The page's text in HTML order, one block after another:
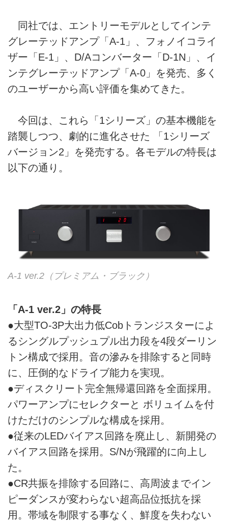
同社では、エントリーモデルとしてインテ
グレーテッドアンプ「A-1」、フォノイコライ
ザー「E-1」、D/Aコンバーター「D-1N」、イ
ンテグレーテッドアンプ「A-0」を発売、多く
のユーザーから高い評価を集めてきた。
今回は、これら「1シリーズ」の基本機能を
踏襲しつつ、劇的に進化させた 「1シリーズ
バージョン2」を発売する。各モデルの特長は
以下の通り。
A-1 ver.2（プレミアム・ブラック）
「A-1 ver.2」の特長
●大型TO-3P大出力低Cobトランジスターによ
るシングルプッシュプル出力段を4段ダーリン
トン構成で採用。音の滲みを排除すると同時
に、圧倒的なドライブ能力を実現。
●ディスクリート完全無帰還回路を全面採用。
パワーアンプにセレクターと ボリュイムを付
けただけのシンプルな構成を採用。
●従来のLEDバイアス回路を廃止し、新開発の
バイアス回路を採用。S/Nが飛躍的に向上し
た。
●CR共振を排除する回路に、高周波までイン
ピーダンスが変わらない超高品位抵抗を採
用。帯域を制限する事なく、鮮度を失わない